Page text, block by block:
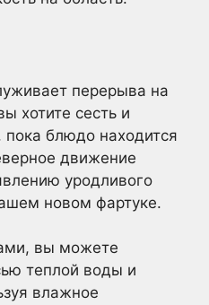
перерыва на
хотите сесть и
пока блюдо находится
движение
уродливого
новом фартуке.
вы можете
теплой воды и
влажное